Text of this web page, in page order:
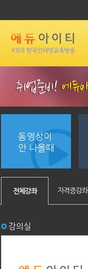
동영상이
안 나올때
전체강좌 자격증강좌
강의실